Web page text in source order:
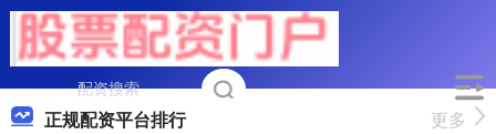
正规配资平台排行 更多